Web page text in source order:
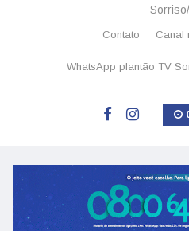
Contato Canal
WhatsApp plantão TV